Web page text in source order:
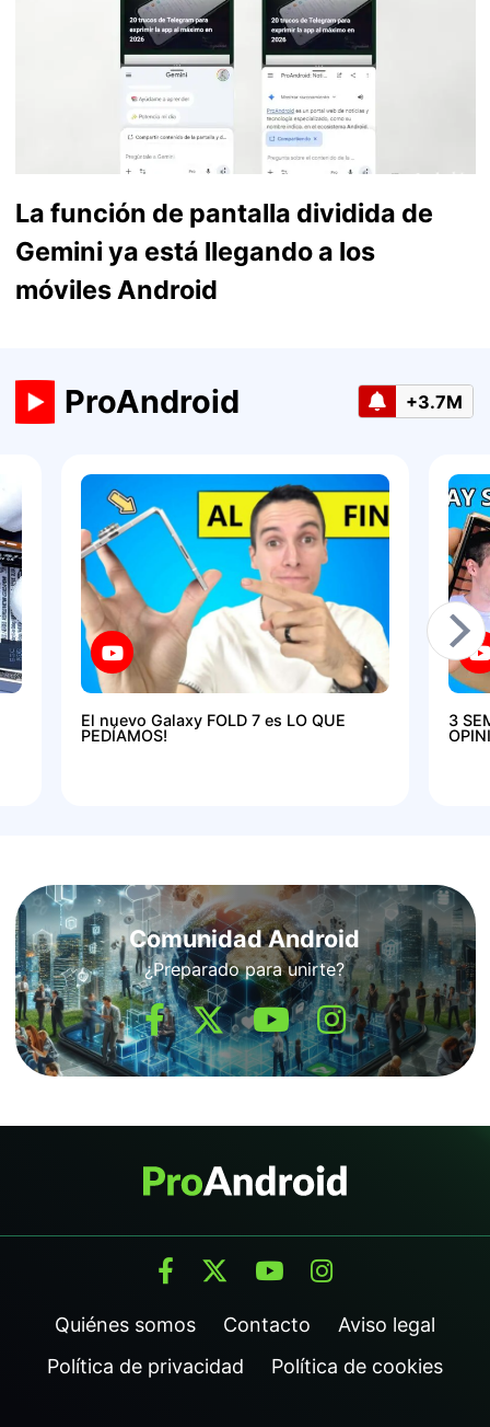
La función de pantalla dividida de
Gemini ya está llegando a los
móviles Android
ProAndroid +3.7M
El nuevo Galaxy FOLD 7 es LO QUE
PEDÍAMOS!
3
Comunidad Android
¿Preparado para unirte?
Quiénes somos Contacto
Aviso legal
Política de privacidad
Política de cookies